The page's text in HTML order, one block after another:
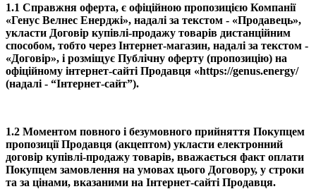
1.1 Справжня оферта, є офіційною пропозицією Компанії
«Генус Велнес Енерджі», надалі за текстом - «Продавець»,
укласти Договір купівлі-продажу товарів дистанційним
способом, тобто через Інтернет-магазин, надалі за текстом -
«Договір», і розміщує Публічну оферту (пропозицію) на
офіційному інтернет-сайті Продавця «https://genus.energy/
(надалі - “Інтернет-сайт”).
1.2 Моментом повного і безумовного прийняття Покупцем
пропозиції Продавця (акцептом) укласти електронний
договір купівлі-продажу товарів, вважається факт оплати
Покупцем замовлення на умовах цього Договору, у строки
та за цінами, вказаними на Інтернет-сайті Продавця.